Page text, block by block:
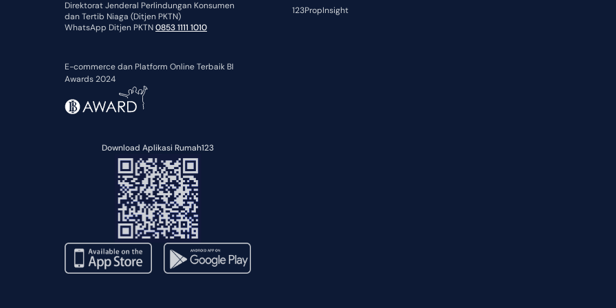
Direktorat Jenderal Perlindungan Konsumen
dan Tertib Niaga (Ditjen PKTN)
WhatsApp Ditjen PKTN0853 1111 1010
E-commerce dan Platform Online Terbaik BI
Awards 2024
Download Aplikasi Rumah123
123PropInsight